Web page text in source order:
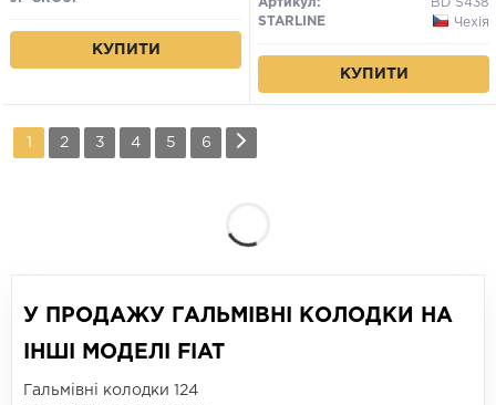
КУПИТИ
Артикул:
BD S438
STARLINE
Чехія
КУПИТИ
1 2 3 4 5 6
У ПРОДАЖУ ГАЛЬМІВНІ КОЛОДКИ НА
ІНШІ МОДЕЛІ FIAT
Гальмівні колодки 124